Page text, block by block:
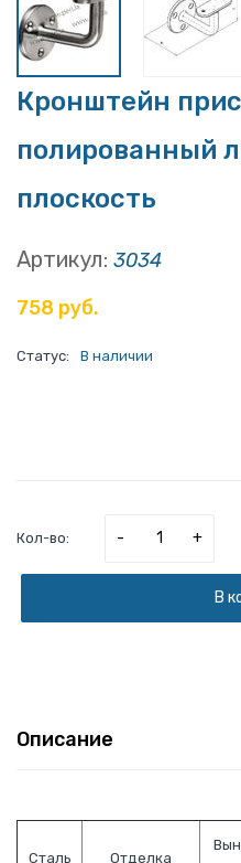
Кронштейн
полированный
плоскость
Артикул: 3034
758 руб.
Статус: В наличии
Кол-во: - +
В
Описание
Сталь Отделка